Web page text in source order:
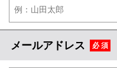
会社概要
メールでお問い合わせ
メールアドレス 必 須